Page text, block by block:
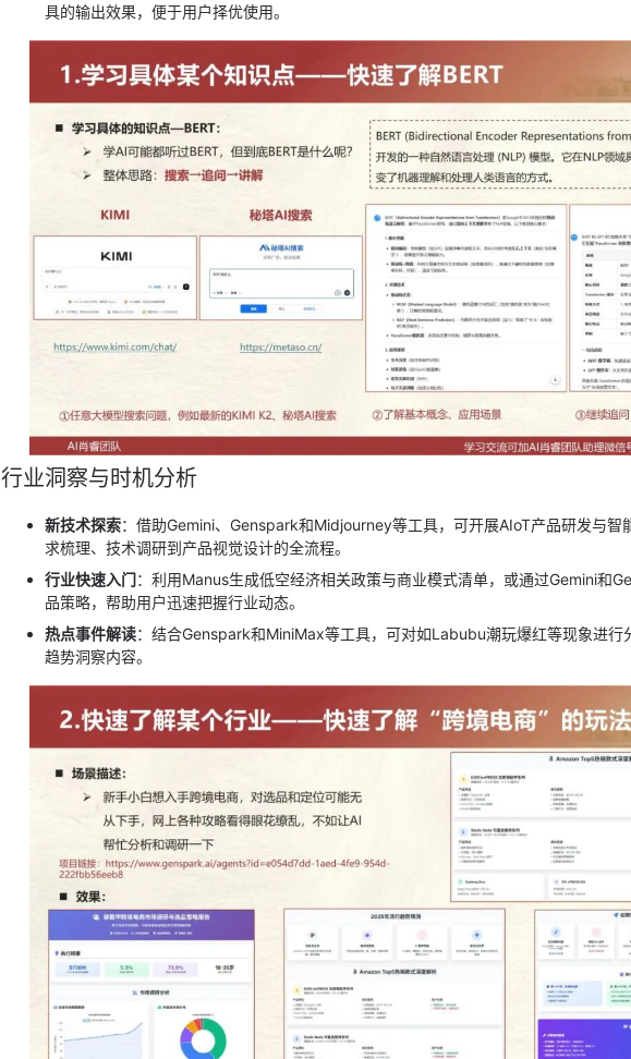
具的输出效果，便于用户择优使用。
行业洞察与时机分析
新技术探索：借助Gemini、Genspark和Midjourney等工具，可开展AIoT产品研发与智
求梳理、技术调研到产品视觉设计的全流程。
行业快速入门 ：利用Manus生成低空经济相关政策与商业模式清单，或通过Gemini和
品策略，帮助用户迅速把握行业动态。
热点事件解读：结合Genspark和MiniMax等工具，可对如Labubu潮玩爆红等现象进行
趋势洞察内容。